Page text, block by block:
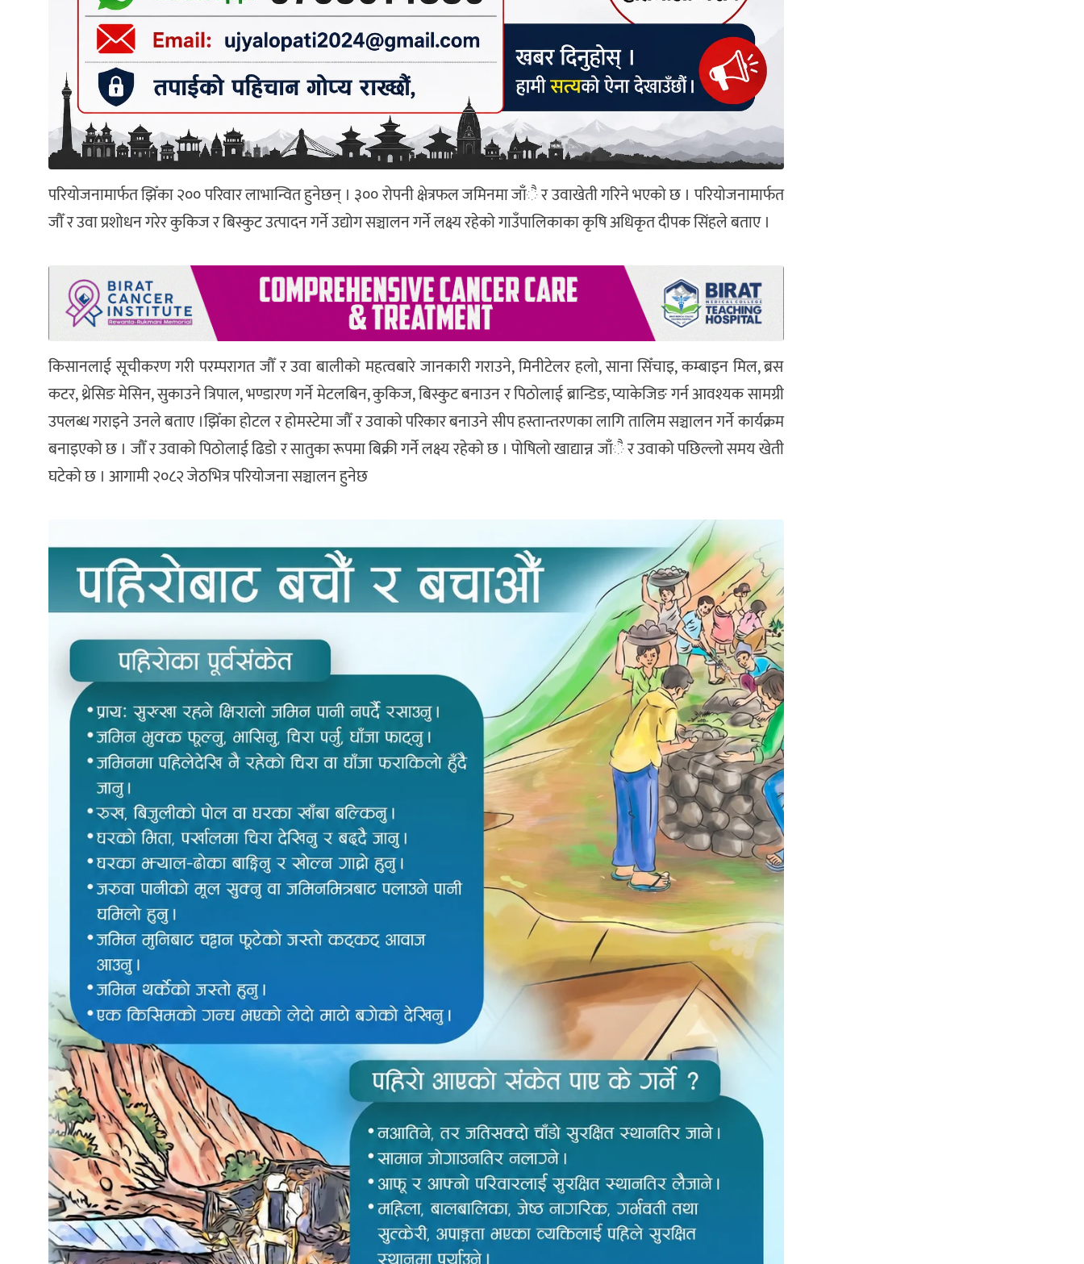
परियोजनामार्फत झिँका २०० परिवार लाभान्वित हुनेछन् । ३०० रोपनी क्षेत्रफल जमिनमा जाँै र उवाखेती गरिने भएको छ । परियोजनामार्फत
जौँ र उवा प्रशोधन गरेर कुकिज र बिस्कुट उत्पादन गर्ने उद्योग सञ्चालन गर्ने लक्ष्य रहेको गाउँपालिकाका कृषि अधिकृत दीपक सिंहले बताए ।
किसानलाई सूचीकरण गरी परम्परागत जौँ र उवा बालीको महत्वबारे जानकारी गराउने, मिनीटेलर हलो, साना सिँचाइ, कम्बाइन मिल, ब्रस
कटर, थ्रेसिङ मेसिन, सुकाउने त्रिपाल, भण्डारण गर्ने मेटलबिन, कुकिज, बिस्कुट बनाउन र पिठोलाई ब्रान्डिङ, प्याकेजिङ गर्न आवश्यक सामग्री
उपलब्ध गराइने उनले बताए ।झिँका होटल र होमस्टेमा जौँ र उवाको परिकार बनाउने सीप हस्तान्तरणका लागि तालिम सञ्चालन गर्ने कार्यक्रम
बनाइएको छ । जौँ र उवाको पिठोलाई ढिडो र सातुका रूपमा बिक्री गर्ने लक्ष्य रहेको छ । पोषिलो खाद्यान्न जाँै र उवाको पछिल्लो समय खेती
घटेको छ । आगामी २०८२ जेठभित्र परियोजना सञ्चालन हुनेछ